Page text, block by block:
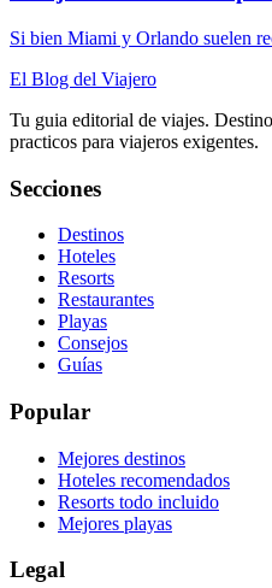
Si bien Miami y Orlando suelen
El Blog del Viajero
Tu guia editorial de viajes.
practicos para viajeros exigentes.
Secciones
Destinos
Hoteles
Resorts
Restaurantes
Playas
Consejos
Guías
Popular
Mejores destinos
Hoteles recomendados
Resorts todo incluido
Mejores playas
Legal